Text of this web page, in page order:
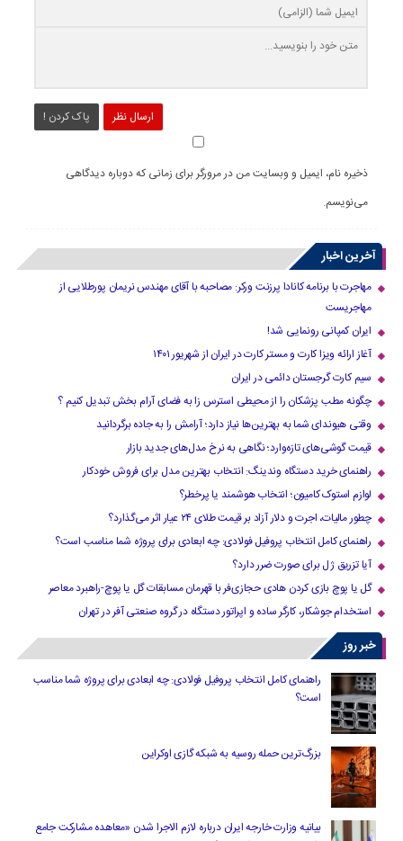
ارسال نظر پاک کردن !
ذخیره نام، ایمیل و وبسایت من در مرورگر برای زمانی که دوباره دیدگاهی
می‌نویسم.
آخرین اخبار
مهاجرت با برنامه کانادا پرزنت ورکر: مصاحبه با آقای مهندس نریمان پورطلایی از
مهاجریست
ایران کمپانی رونمایی شد!
آغاز ارائه ویزا کارت و مستر کارت در ایران از شهریور ۱۴۰۱
سیم کارت گرجستان دائمی در ایران
چگونه مطب پزشکان را از محیطی استرس زا به فضای آرام بخش تبدیل کنیم ؟
وقتی هیوندای شما به بهترین‌ها نیاز دارد؛ آرامش را به جاده برگردانید
قیمت گوشی‌های تازه‌وارد؛ نگاهی به نرخ مدل‌های جدید بازار
راهنمای خرید دستگاه وندینگ: انتخاب بهترین مدل برای فروش خودکار
لوازم استوک کامیون؛ انتخاب هوشمند یا پرخطر؟
چطور مالیات، اجرت و دلار آزاد بر قیمت طلای ۲۴ عیار اثر می‌گذارد؟
راهنمای کامل انتخاب پروفیل فولادی: چه ابعادی برای پروژه شما مناسب است؟
آیا تزریق ژل برای صورت ضرر دارد​؟
گل یا پوچ بازی کردن هادی حجازی‌فر با قهرمان مسابقات گل یا پوچ-راهبرد معاصر
استخدام جوشکار، کارگر ساده و اپراتور دستگاه در گروه صنعتی آفر در تهران
خبر روز
راهنمای کامل انتخاب پروفیل فولادی: چه ابعادی برای پروژه شما مناسب
است؟
بزرگ‌ترین حمله روسیه به شبکه گازی اوکراین
بیانیه وزارت خارجه ایران درباره لازم‌ الاجرا شدن «معاهده مشارکت جامع